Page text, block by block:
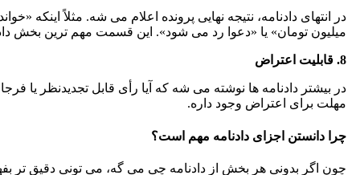
میلیون تومان» یا «دعوا رد می شود». این قسمت مهم ترین بخش
8. قابلیت اعتراض
در بیشتر دادنامه ها نوشته می شه که آیا رأی قابل تجدیدنظر یا
مهلت برای اعتراض وجود داره.
چرا دانستن اجزای دادنامه مهم است؟
چون اگر بدونی هر بخش از دادنامه چی می گه، می تونی دقیق تر